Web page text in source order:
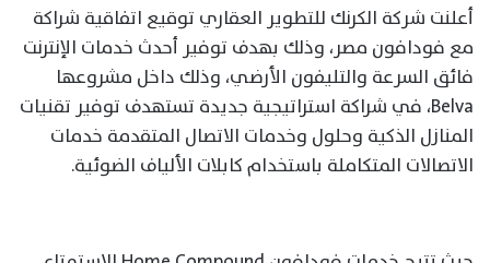
أعلنت شركة الكرنك للتطوير العقاري توقيع اتفاقية شراكة
مع فودافون مصر، وذلك بهدف توفير أحدث خدمات الإنترنت
فائق السرعة والتليفون الأرضي، وذلك داخل مشروعها
Belva، في شراكة استراتيجية جديدة تستهدف توفير تقنيات
المنازل الذكية وحلول وخدمات الاتصال المتقدمة خدمات
الاتصالات المتكاملة باستخدام كابلات الألياف الضوئية.